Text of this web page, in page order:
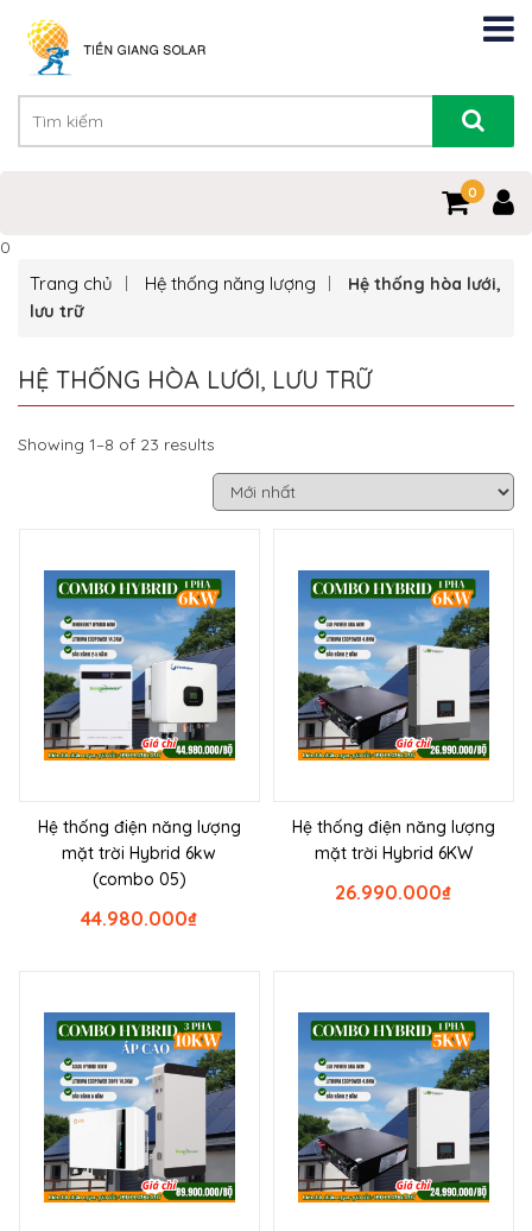
0
0
Trang chủ Hệ thống năng lượng
Hệ thống hòa lưới,
lưu trữ
HỆ THỐNG HÒA LƯỚI, LƯU TRỮ
Showing 1–8 of 23 results
Hệ thống điện năng lượng
mặt trời Hybrid 6kw
(combo 05)
₫
44.980.000
Hệ thống điện năng lượng
mặt trời Hybrid 6KW
₫
26.990.000